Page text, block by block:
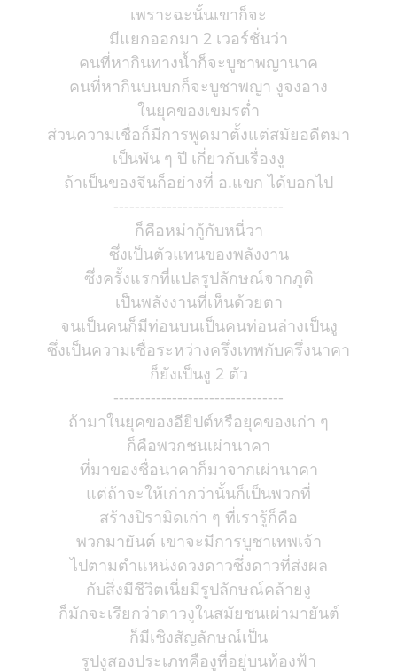
เพราะฉะนั้นเขาก็จะ
มีแยกออกมา 2 เวอร์ชั่นว่า
คนที่หากินทางน้ำก็จะบูชาพญานาค
คนที่หากินบนบกก็จะบูชาพญา งูจงอาง
ในยุคของเขมรต่ำ
ส่วนความเชื่อก็มีการพูดมาตั้งแต่สมัยอดีตมา
เป็นพัน ๆ ปี เกี่ยวกับเรื่องงู
ถ้าเป็นของจีนก็อย่างที่ อ.แขก ได้บอกไป
--------------------------------
ก็คือหม่ากู้กับหนี่วา
ซึ่งเป็นตัวแทนของพลังงาน
ซึ่งครั้งแรกที่แปลรูปลักษณ์จากภูติ
เป็นพลังงานที่เห็นด้วยตา
จนเป็นคนก็มีท่อนบนเป็นคนท่อนล่างเป็นงู
ซึ่งเป็นความเชื่อระหว่างครึ่งเทพกับครึ่งนาคา
ก็ยังเป็นงู 2 ตัว
--------------------------------
ถ้ามาในยุคของอียิปต์หรือยุคของเก่า ๆ
ก็คือพวกชนเผ่านาคา
ที่มาของชื่อนาคาก็มาจากเผ่านาคา
แต่ถ้าจะให้เก่ากว่านั้นก็เป็นพวกที่
สร้างปิรามิดเก่า ๆ ที่เรารู้ก็คือ
พวกมายันต์ เขาจะมีการบูชาเทพเจ้า
ไปตามตำแหน่งดวงดาวซึ่งดาวที่ส่งผล
กับสิ่งมีชีวิตเนี่ยมีรูปลักษณ์คล้ายงู
ก็มักจะเรียกว่าดาวงูในสมัยชนเผ่ามายันต์
ก็มีเชิงสัญลักษณ์เป็น
รูปงูสองประเภทคืองูที่อยู่บนท้องฟ้า